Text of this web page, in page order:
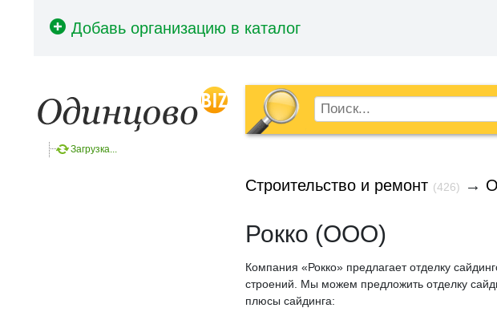
Загрузка...
Строительство и ремонт (426) →
Рокко (ООО)
Компания «Рокко» предлагает отделку
строений. Мы можем предложить отделку
плюсы сайдинга: